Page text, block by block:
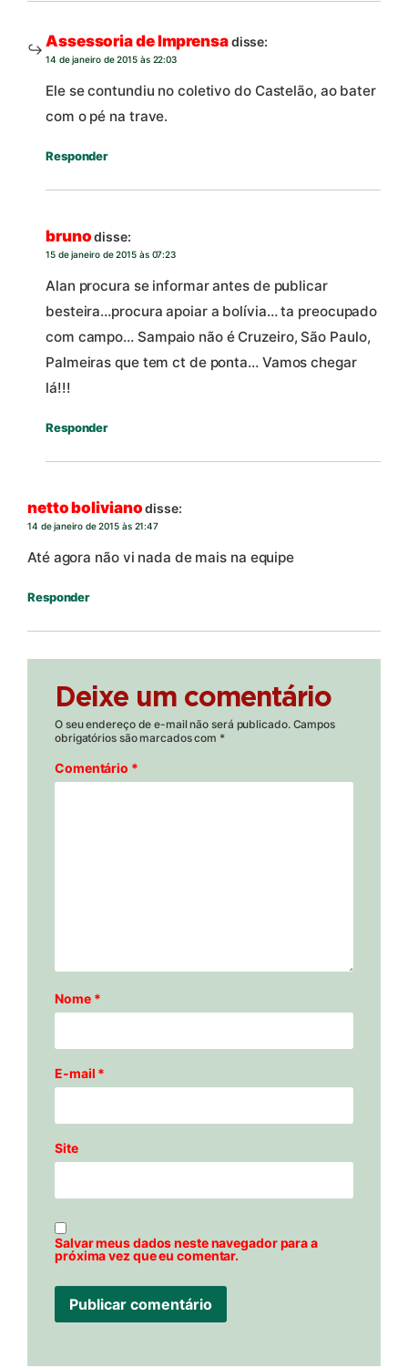
Assessoria de Imprensadisse:
14 de janeiro de 2015 às 22:03
Ele se contundiu no coletivo do Castelão, ao bater
com o pé na trave.
Responder
bruno disse:
15 de janeiro de 2015 às 07:23
Alan procura se informar antes de publicar
besteira…procura apoiar a bolívia… ta preocupado
com campo… Sampaio não é Cruzeiro, São Paulo,
Palmeiras que tem ct de ponta… Vamos chegar
lá!!!
Responder
netto boliviano disse:
14 de janeiro de 2015 às 21:47
Até agora não vi nada de mais na equipe
Responder
Deixe um comentário
O seu endereço de e-mail não será publicado. Campos
obrigatórios são marcados com *
Comentário *
Nome *
E-mail *
Site
Salvar meus dados neste navegador para a
próxima vez que eu comentar.